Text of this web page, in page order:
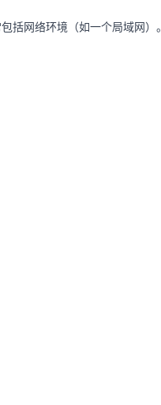
括网络环境（如一个局域网）。